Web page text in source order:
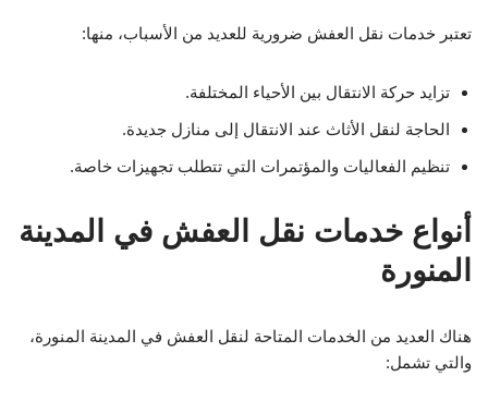
تعتبر خدمات نقل العفش ضرورية للعديد من الأسباب، منها:
تزايد حركة الانتقال بين الأحياء المختلفة.
الحاجة لنقل الأثاث عند الانتقال إلى منازل جديدة.
تنظيم الفعاليات والمؤتمرات التي تتطلب تجهيزات خاصة.
أنواع خدمات نقل العفش في المدينة
المنورة
هناك العديد من الخدمات المتاحة لنقل العفش في المدينة المنورة،
والتي تشمل: